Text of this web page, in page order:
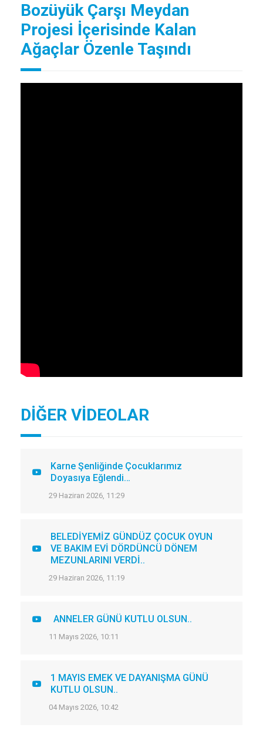
Bozüyük Çarşı Meydan
Projesi İçerisinde Kalan
Ağaçlar Özenle Taşındı
DİĞER VİDEOLAR
Karne Şenliğinde Çocuklarımız
Doyasıya Eğlendi…
29 Haziran 2026, 11:29
BELEDİYEMİZ GÜNDÜZ ÇOCUK OYUN
VE BAKIM EVİ DÖRDÜNCÜ DÖNEM
MEZUNLARINI VERDİ..
29 Haziran 2026, 11:19
ANNELER GÜNÜ KUTLU OLSUN..
11 Mayıs 2026, 10:11
1 MAYIS EMEK VE DAYANIŞMA GÜNÜ
KUTLU OLSUN..
04 Mayıs 2026, 10:42